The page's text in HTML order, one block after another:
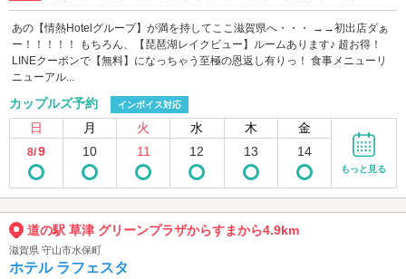
あの【情熱Hotelグループ】が満を持してここ滋賀県へ・・・ →→初出店ダぁ
ー！！！！！ もちろん、【琵琶湖レイクビュー】ルームあります♪ 超お得！
LINEクーポンで【無料】になっちゃう至極の恩返し有りっ！ 食事メニューリ
ニューアル...
カップルズ予約 インボイス対応
日 月 火 水 木 金
8/9 10 11 12 13 14
もっと見る
道の駅 草津 グリーンプラザからすまから4.9km
滋賀県 守山市水保町
ホテル ラフェスタ